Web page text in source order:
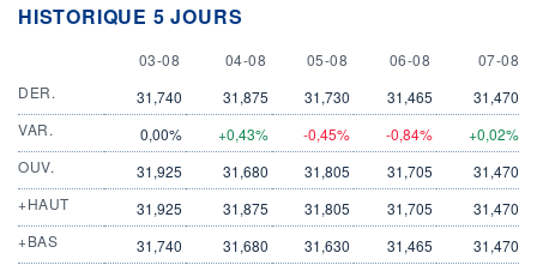
HISTORIQUE 5 JOURS
3 AUGUST
03-08 4 AUGUST
04-08 5 AUGUST
05-08 6 AUGUST
06-08 7
07-08
DER.
31,740 31,875 31,730 31,465
31,470
VAR.
0,00% +0,43% -0,45% -0,84%
+0,02%
OUV.
31,925 31,680 31,805 31,705
31,470
+HAUT
31,925 31,875 31,805 31,705
31,470
+BAS
31,740 31,680 31,630 31,465
31,470